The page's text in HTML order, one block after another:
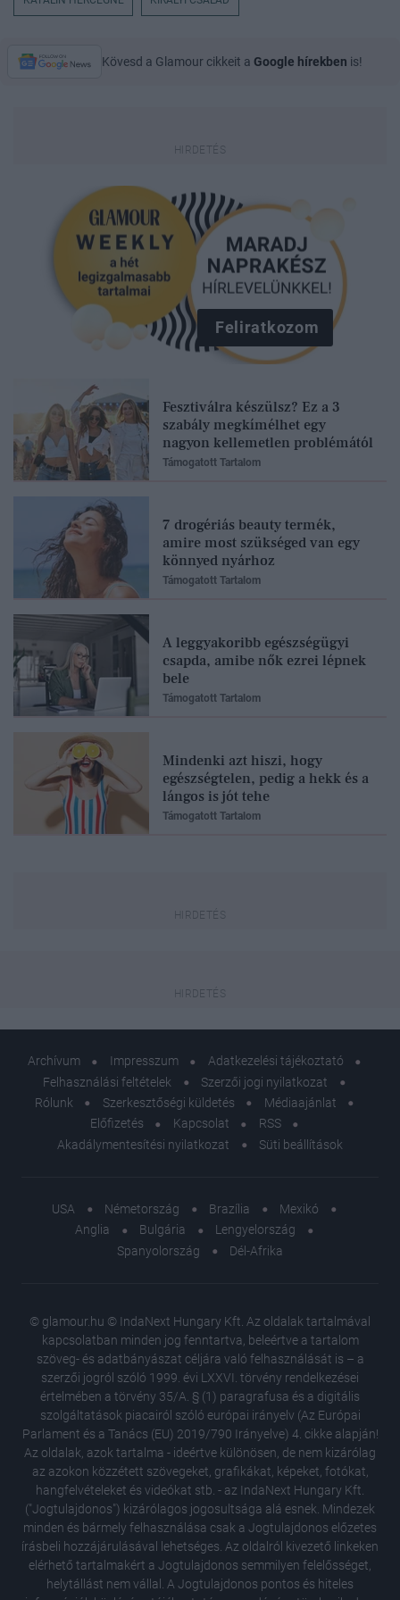
Kövesd a Glamour cikkeit a Google hírekben is!
Feliratkozom
Fesztiválra készülsz? Ez a 3
szabály megkímélhet egy
nagyon kellemetlen problémától
Támogatott Tartalom
7 drogériás beauty termék,
amire most szükséged van egy
könnyed nyárhoz
Támogatott Tartalom
A leggyakoribb egészségügyi
csapda, amibe nők ezrei lépnek
bele
Támogatott Tartalom
Mindenki azt hiszi, hogy
egészségtelen, pedig a hekk és a
lángos is jót tehe
Támogatott Tartalom
Archívum Impresszum
Adatkezelési tájékoztató
Felhasználási feltételek
Szerzői jogi nyilatkozat
Rólunk
Szerkesztőségi küldetés
Médiaajánlat
Előfizetés
Kapcsolat
RSS
Akadálymentesítési nyilatkozat
Süti beállítások
USA Németország Brazília
Mexikó
Anglia
Bulgária
Lengyelország
Spanyolország
Dél-Afrika
© glamour.hu © IndaNext Hungary Kft. Az oldalak tartalmával
kapcsolatban minden jog fenntartva, beleértve a tartalom
szöveg- és adatbányászat céljára való felhasználását is – a
szerzői jogról szóló 1999. évi LXXVI. törvény rendelkezései
értelmében a törvény 35/A. § (1) paragrafusa és a digitális
szolgáltatások piacairól szóló európai irányelv (Az Európai
Parlament és a Tanács (EU) 2019/790 Irányelve) 4. cikke alapján!
Az oldalak, azok tartalma - ideértve különösen, de nem kizárólag
az azokon közzétett szövegeket, grafikákat, képeket, fotókat,
hangfelvételeket és videókat stb. - az IndaNext Hungary Kft.
("Jogtulajdonos") kizárólagos jogosultsága alá esnek. Mindezek
minden és bármely felhasználása csak a Jogtulajdonos előzetes
írásbeli hozzájárulásával lehetséges. Az oldalról kivezető linkeken
elérhető tartalmakért a Jogtulajdonos semmilyen felelősséget,
helytállást nem vállal. A Jogtulajdonos pontos és hiteles